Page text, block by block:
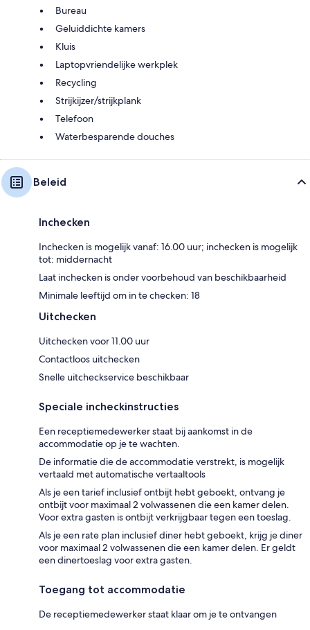
Bureau
Geluiddichte kamers
Kluis
Laptopvriendelijke werkplek
Recycling
Strijkijzer/strijkplank
Telefoon
Waterbesparende douches
Beleid
Inchecken
Inchecken is mogelijk vanaf: 16.00 uur; inchecken is mogelijk
tot: middernacht
Laat inchecken is onder voorbehoud van beschikbaarheid
Minimale leeftijd om in te checken: 18
Uitchecken
Uitchecken voor 11.00 uur
Contactloos uitchecken
Snelle uitcheckservice beschikbaar
Speciale incheckinstructies
Een receptiemedewerker staat bij aankomst in de
accommodatie op je te wachten.
De informatie die de accommodatie verstrekt, is mogelijk
vertaald met automatische vertaaltools
Als je een tarief inclusief ontbijt hebt geboekt, ontvang je
ontbijt voor maximaal 2 volwassenen die een kamer delen.
Voor extra gasten is ontbijt verkrijgbaar tegen een toeslag.
Als je een rate plan inclusief diner hebt geboekt, krijg je diner
voor maximaal 2 volwassenen die een kamer delen. Er geldt
een dinertoeslag voor extra gasten.
Toegang tot accommodatie
De receptiemedewerker staat klaar om je te ontvangen